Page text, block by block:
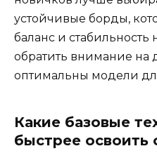
устойчивые борды,
баланс и стабильность
обратить внимание на
оптимальны модели
Какие базовые
быстрее освоить